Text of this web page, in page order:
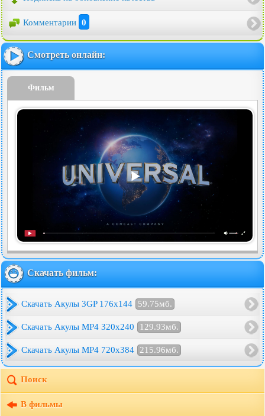
Комментарии 0
Смотреть онлайн:
Фильм
Скачать фильм:
Скачать Акулы 3GP 176x144 59.75мб.
Скачать Акулы MP4 320x240 129.93мб.
Скачать Акулы MP4 720x384 215.96мб.
Поиск
В фильмы